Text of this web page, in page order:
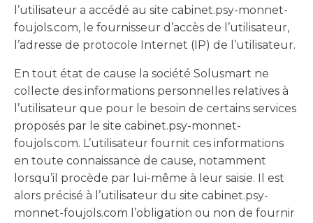
l’utilisateur a accédé au site cabinet.psy-monnet-
foujols.com, le fournisseur d’accès de l’utilisateur,
l’adresse de protocole Internet (IP) de l’utilisateur.
En tout état de cause la société Solusmart ne
collecte des informations personnelles relatives à
l’utilisateur que pour le besoin de certains services
proposés par le site cabinet.psy-monnet-
foujols.com. L’utilisateur fournit ces informations
en toute connaissance de cause, notamment
lorsqu’il procède par lui-même à leur saisie. Il est
alors précisé à l’utilisateur du site cabinet.psy-
monnet-foujols.com l’obligation ou non de fournir